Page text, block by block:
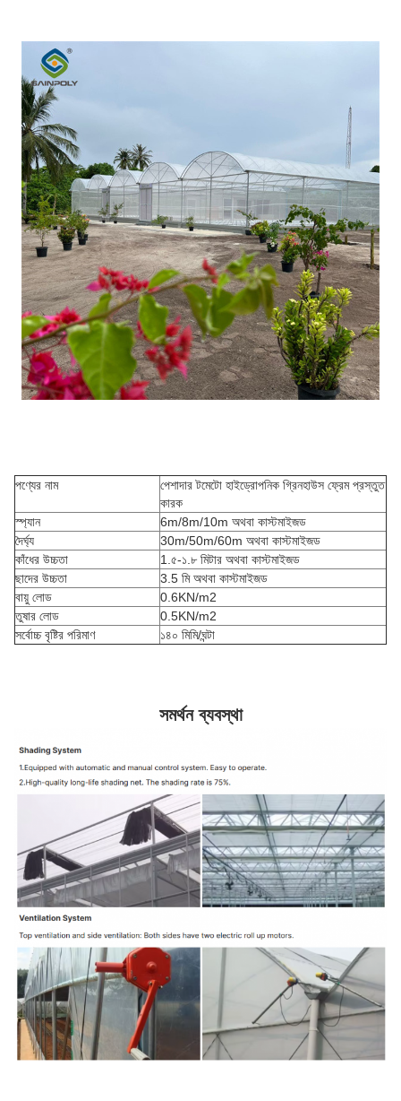
পণ্যের নাম
পেশাদার টমেটো হাইড্রোপনিক গ্রিনহাউস ফ্রেম প্রস্তুত
কারক
স্প্যান
6m/8m/10m অথবা কাস্টমাইজড
দৈর্ঘ্য
30m/50m/60m অথবা কাস্টমাইজড
কাঁধের উচ্চতা
1.৫-১.৮ মিটার অথবা কাস্টমাইজড
ছাদের উচ্চতা
3.5 মি অথবা কাস্টমাইজড
বায়ু লোড
0.6KN/m2
তুষার লোড
0.5KN/m2
সর্বোচ্চ বৃষ্টির পরিমাণ
১৪০ মিমি/ঘন্টা
সমর্থন ব্যবস্থা